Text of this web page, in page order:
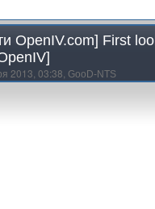
OpenIV.com] First
2013, 03:38, GooD-NTS